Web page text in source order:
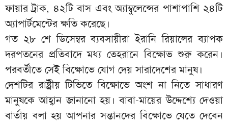
ফায়ার ট্রাক, ৪২টি বাস এবং অ্যাম্বুলেন্সের পাশাপাশি ২৪টি
অ্যাপার্টমেন্টের ক্ষতি করেছে।
গত ২৮ শে ডিসেম্বর ব্যবসায়ীরা ইরানি রিয়ালের ব্যাপক
দরপতনের প্রতিবাদে মধ্য তেহরানে বিক্ষোভ শুরু করেন।
পরবর্তীতে সেই বিক্ষোভে যোগ দেয় সারাদেশের মানুষ।
দেশটির রাষ্ট্রীয় টিভিতে বিক্ষোভে অংশ না নিতে সাধারণ
মানুষকে আহ্বান জানানো হয়। বাবা-মায়ের উদ্দেশ্যে দেওয়া
বার্তায় বলা হয় আপনার সন্তানদের বিক্ষোভে যেতে দেবেন